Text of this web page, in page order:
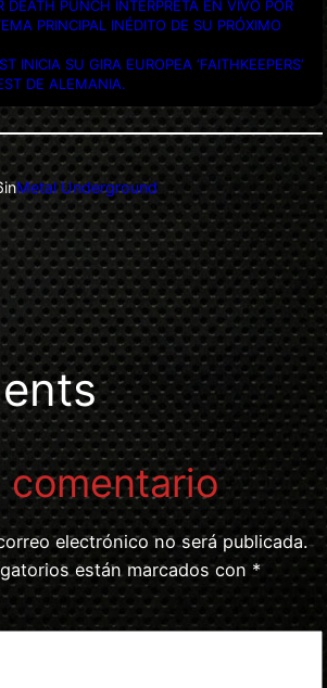
DEATH PUNCH INTERPRETA EN VIVO POR
PRINCIPAL INÉDITO DE SU PRÓXIMO
INICIA SU GIRA EUROPEA ‘FAITHKEEPERS’
DE ALEMANIA.
inMetal Underground
comentario
electrónico no será publicada.
están marcados con *